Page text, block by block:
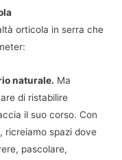
orticola in serra che
naturale. Ma
di ristabilire
il suo corso. Con
ricreiamo spazi dove
pascolare,